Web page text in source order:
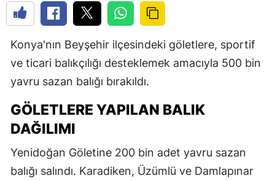
Konya'nın Beyşehir ilçesindeki göletlere, sportif
ve ticari balıkçılığı desteklemek amacıyla 500 bin
yavru sazan balığı bırakıldı.
GÖLETLERE YAPILAN BALIK
DAĞILIMI
Yenidoğan Göletine 200 bin adet yavru sazan
balığı salındı. Karadiken, Üzümlü ve Damlapınar